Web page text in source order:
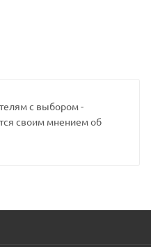
с выбором -
своим мнением об